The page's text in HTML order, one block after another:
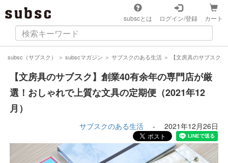
subscとは ログイン/登録 カート
subsc（サブスク） ＞ subscマガジン ＞ サブスクのある生活 ＞ 【文房具のサブスク
【文房具のサブスク】創業40有余年の専門店が厳
選！おしゃれで上質な文具の定期便（2021年12
月）
サブスクのある生活 - 2021年12月26日